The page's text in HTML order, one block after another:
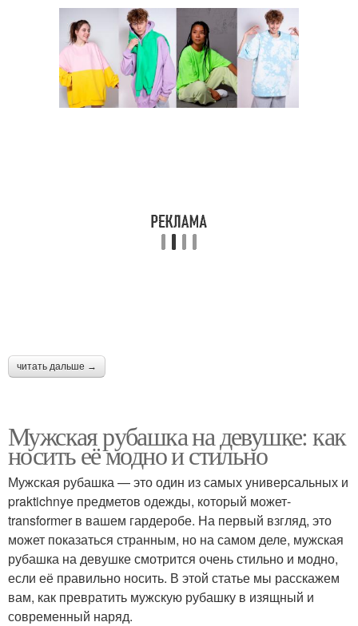
читать дальше →
Мужская рубашка на девушке: как
носить её модно и стильно
Мужская рубашка — это один из самых универсальных и
praktichnye предметов одежды, который может-
transformer в вашем гардеробе. На первый взгляд, это
может показаться странным, но на самом деле, мужская
рубашка на девушке смотрится очень стильно и модно,
если её правильно носить. В этой статье мы расскажем
вам, как превратить мужскую рубашку в изящный и
современный наряд.